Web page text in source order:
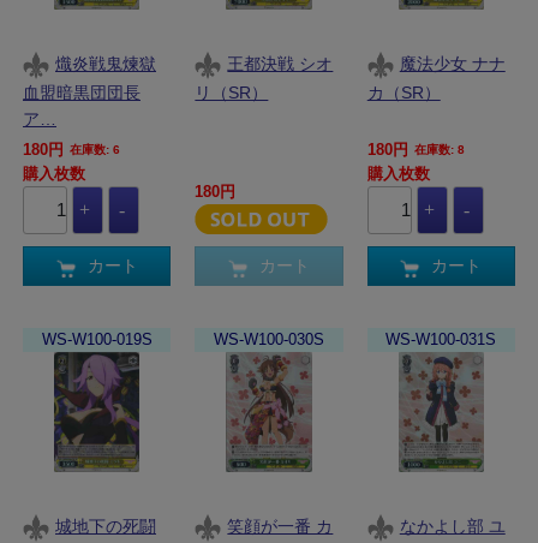
熾炎戦鬼煉獄
血盟暗黒団団長
ア…
180円 在庫数: 6
購入枚数
カート
王都決戦 シオ
リ（SR）
180円
カート
魔法少女 ナナ
カ（SR）
180円 在庫数: 8
購入枚数
カート
WS-W100-019S
城地下の死闘
WS-W100-030S
笑顔が一番 カ
WS-W100-031S
なかよし部 ユ